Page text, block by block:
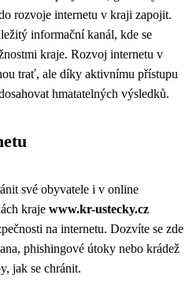
rozvoje internetu v kraji zapojit.
informační kanál, kde se
kraje. Rozvoj internetu v
trať, ale díky aktivnímu přístupu
hmatatelných výsledků.
své obyvatele i v online
kraje www.kr-ustecky.cz
na internetu. Dozvíte se zde
phishingové útoky nebo krádež
jak se chránit.